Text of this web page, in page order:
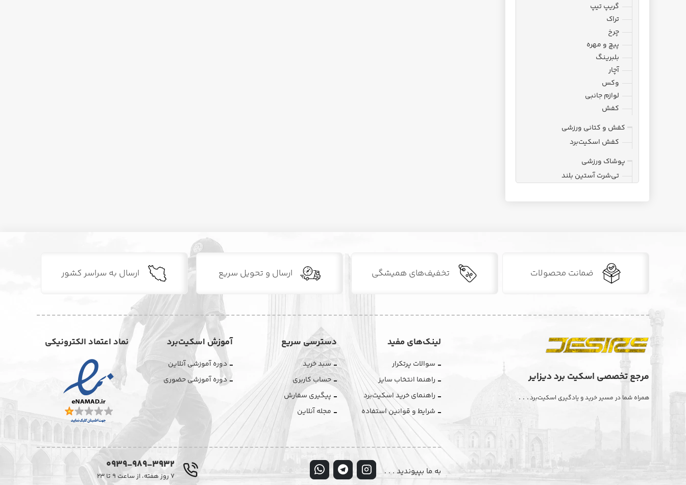
گریپ تیپ
تراک
چرخ
پیچ و مهره
بلبرینگ
آچار
وکس
لوازم جانبی
کفش
کفش و کتانی ورزشی
کفش اسکیت‌برد
پوشاک ورزشی
تی‌شرت آستین بلند
ضمانت محصولات تخفیف‌های همیشگی ارسال و تحویل سریع ارسال به سراسر کشور
مرجع تخصصی اسکیت برد دیزایر
همراه شما در مسیر خرید و یادگیری اسکیت‌برد. . .
لینک‌های مفید
سوالات پرتکرار
راهنما انتخاب سایز
راهنمای خرید اسکیت‌برد
شرایط و قوانین استفاده
دسترسی سریع
سبد خرید
حساب کاربری
پیگیری سفارش
مجله آنلاین
آموزش اسکیت‌برد
دوره آموزشی آنلاین
دوره آموزشی حضوری
نماد اعتماد الکترونیکی
به ما بپیوندید . . . 0939-989-3932
۷ روز هفته، از ساعت ۹ تا ۲۳